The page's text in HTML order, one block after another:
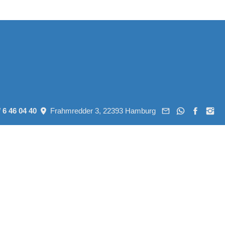
46 04 40 Frahmredder 3, 22393 Hamburg